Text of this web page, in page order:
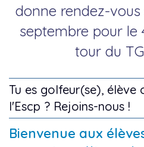
donne rendez-
septembre pour le
tour du
Tu es golfeur(se), élève
l'Escp ? Rejoins-nous !
Bienvenue aux